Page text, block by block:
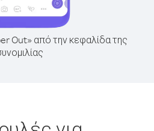
Out» από την κεφαλίδα της